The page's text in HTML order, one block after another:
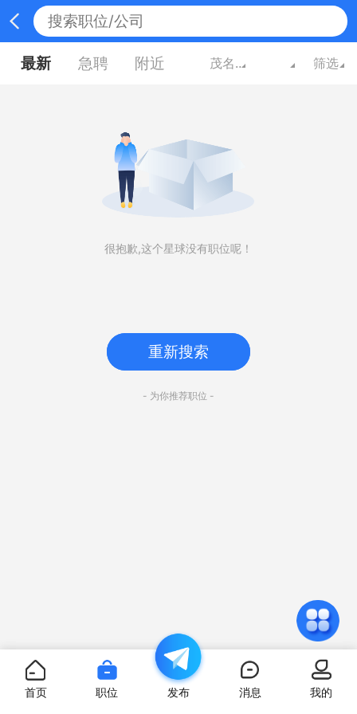
最新 急聘 附近 茂名广东 筛选
很抱歉,这个星球没有职位呢！
重新搜索
- 为你推荐职位 -
首页 职位 发布 消息 我的